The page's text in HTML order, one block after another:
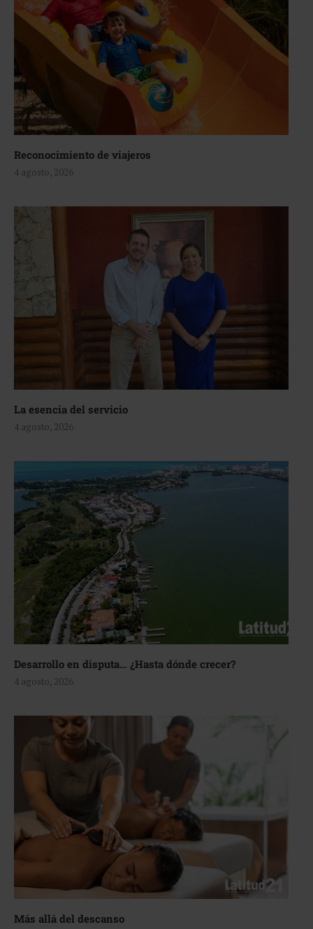
Reconocimiento de viajeros
4 agosto, 2026
La esencia del servicio
4 agosto, 2026
Desarrollo en disputa… ¿Hasta dónde crecer?
4 agosto, 2026
Más allá del descanso